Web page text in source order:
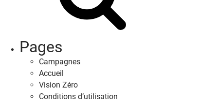
Pages
Campagnes
Accueil
Vision Zéro
Conditions d’utilisation